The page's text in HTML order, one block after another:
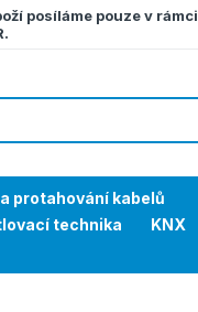
posíláme pouze v rámci
protahování kabelů
technika KNX